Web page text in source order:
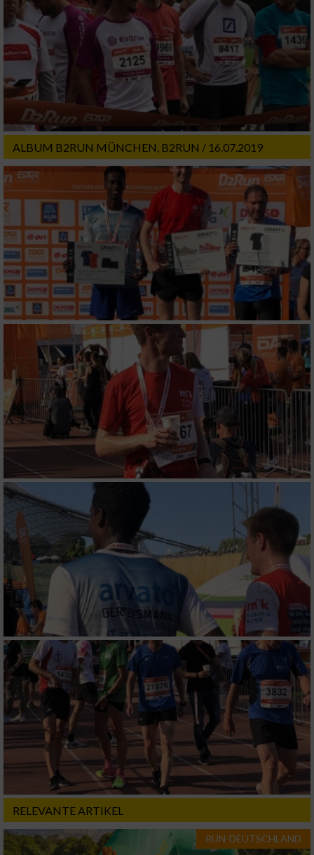
ALBUM B2RUN MÜNCHEN, B2RUN / 16.07.2019
RELEVANTE ARTIKEL
RUN-DEUTSCHLAND
Geräte anhand von aktiv angeforderten
Informationen identifizieren
Nicht-IAB-Verarbeitungszwecke:
Notwendig
Performance
Funktional
Werbung